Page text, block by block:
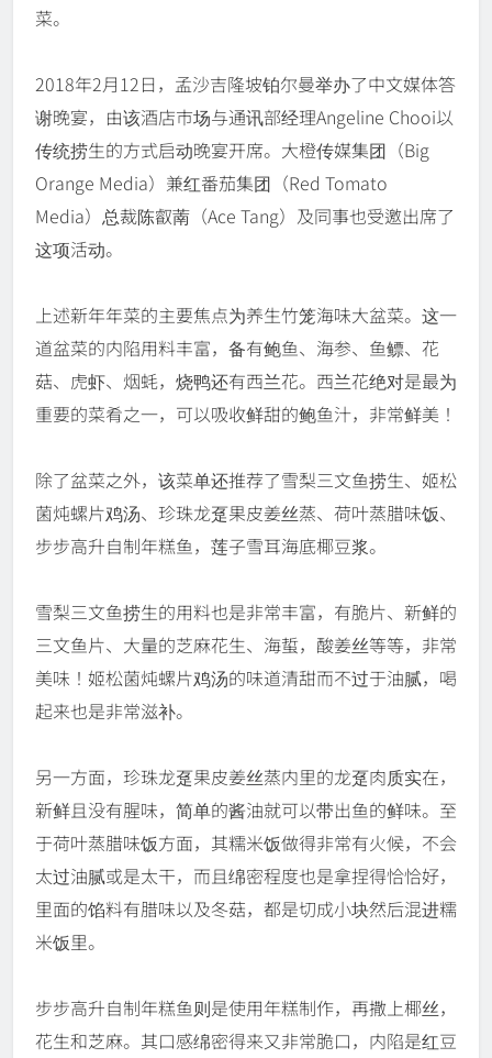
菜。
2018年2月12日，孟沙吉隆坡铂尔曼举办了中文媒体答
谢晚宴，由该酒店市场与通讯部经理Angeline Chooi以
传统捞生的方式启动晚宴开席。大橙传媒集团（Big
Orange Media）兼红番茄集团（Red Tomato
Media）总裁陈叡萳（Ace Tang）及同事也受邀出席了
这项活动。
上述新年年菜的主要焦点为养生竹笼海味大盆菜。这一
道盆菜的内陷用料丰富，备有鲍鱼、海参、鱼鳔、花
菇、虎虾、烟蚝，烧鸭还有西兰花。西兰花绝对是最为
重要的菜肴之一，可以吸收鲜甜的鲍鱼汁，非常鲜美！
除了盆菜之外，该菜单还推荐了雪梨三文鱼捞生、姬松
菌炖螺片鸡汤、珍珠龙趸果皮姜丝蒸、荷叶蒸腊味饭、
步步高升自制年糕鱼，莲子雪耳海底椰豆浆。
雪梨三文鱼捞生的用料也是非常丰富，有脆片、新鲜的
三文鱼片、大量的芝麻花生、海蜇，酸姜丝等等，非常
美味！姬松菌炖螺片鸡汤的味道清甜而不过于油腻，喝
起来也是非常滋补。
另一方面，珍珠龙趸果皮姜丝蒸内里的龙趸肉质实在，
新鲜且没有腥味，简单的酱油就可以带出鱼的鲜味。至
于荷叶蒸腊味饭方面，其糯米饭做得非常有火候，不会
太过油腻或是太干，而且绵密程度也是拿捏得恰恰好，
里面的馅料有腊味以及冬菇，都是切成小块然后混进糯
米饭里。
步步高升自制年糕鱼则是使用年糕制作，再撒上椰丝，
花生和芝麻。其口感绵密得来又非常脆口，内陷是红豆